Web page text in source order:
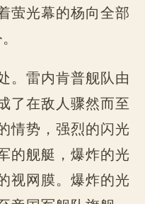
萤光幕的杨向全部
。雷内肯普舰队由
了在敌人骤然而至
情势，强烈的闪光
的舰艇，爆炸的光
视网膜。爆炸的光